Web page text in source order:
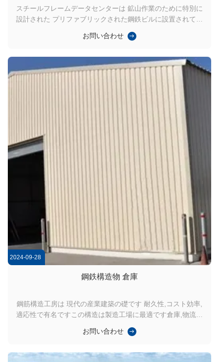
スチールフレームデータセンターは 鉱山作業のために特別に
設計された プリファブリックされた鋼鉄ビルに設置されてい
す. データセンター プリファブリック 鋼鉄 建築 この施設のた
設のスピードです.建物は現場外で製造され,その後現場に輸送
されました.建設現場での建設に必要な時間と労働を大幅に削
減しました従来の建設方法よりも早く 採掘作業を進められる
ようにしました 建設の速さに加えて 施設で使用された鋼製の
建物は 耐久性も高く 保守も最小限です建物 の 建設 に 用い ら
お問い合わせ
2024-09-28
鋼鉄構造物 倉庫
鋼筋構造工房は 現代の産業建築の礎です 耐久性,コスト効率,
適応性で有名ですこの構造は製造工場に最適です倉庫,物流ハ
明します. 優れた風抵抗力 厳しい環境条件に耐えるように設計
高級鋼材地域基準によって150km/hまでの風速で安定性を確保
お問い合わせ